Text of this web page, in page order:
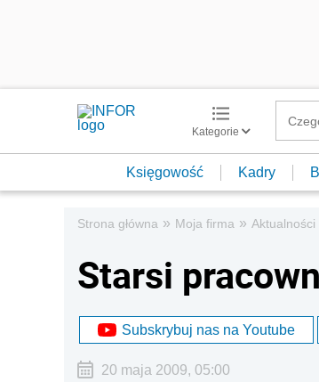
Kategorie
Księgowość Kadry
Strona główna » Moja firma » Aktualności
Starsi
Subskrybuj nas na Youtube
20 maja 2009, 05:00